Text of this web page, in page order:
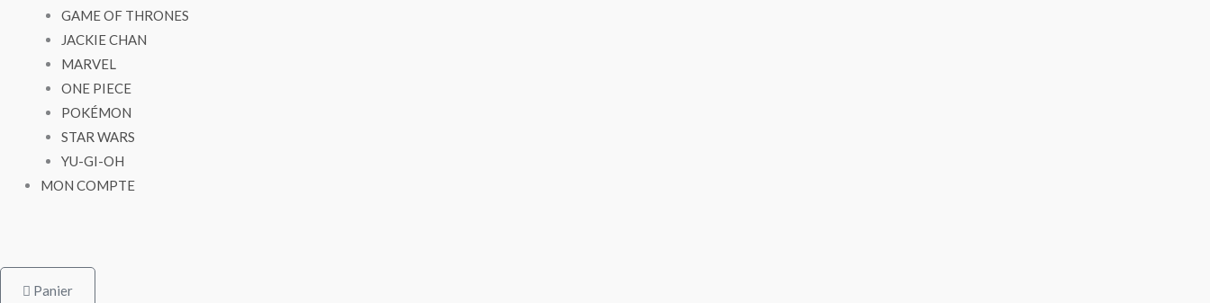
GAME OF THRONES
JACKIE CHAN
MARVEL
ONE PIECE
POKÉMON
STAR WARS
YU-GI-OH
MON COMPTE
Panier